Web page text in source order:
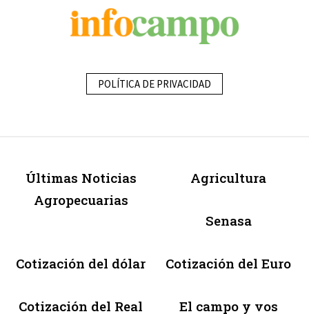
POLÍTICA DE PRIVACIDAD
Últimas Noticias
Agropecuarias
Agricultura
Senasa
Cotización del dólar Cotización del Euro
Cotización del Real El campo y vos